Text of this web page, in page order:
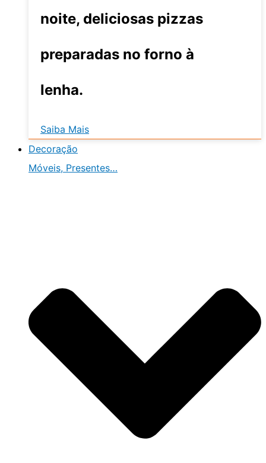
noite, deliciosas pizzas
preparadas no forno à
lenha.
Saiba Mais
Decoração
Móveis, Presentes…